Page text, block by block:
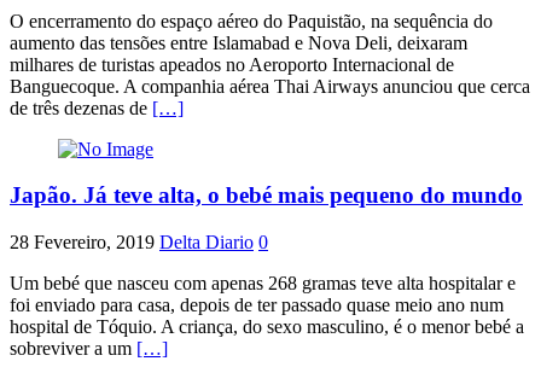
O encerramento do espaço aéreo do Paquistão, na sequência do
aumento das tensões entre Islamabad e Nova Deli, deixaram
milhares de turistas apeados no Aeroporto Internacional de
Banguecoque. A companhia aérea Thai Airways anunciou que cerca
de três dezenas de […]
Japão. Já teve alta, o bebé mais pequeno do mundo
28 Fevereiro, 2019 Delta Diario 0
Um bebé que nasceu com apenas 268 gramas teve alta hospitalar e
foi enviado para casa, depois de ter passado quase meio ano num
hospital de Tóquio. A criança, do sexo masculino, é o menor bebé a
sobreviver a um […]